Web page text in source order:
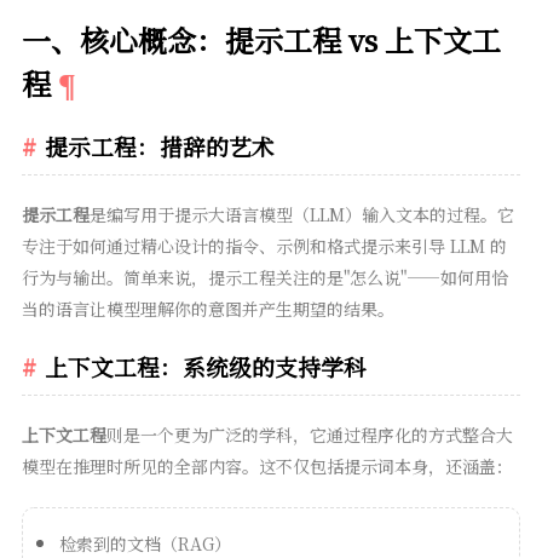
一、核心概念：提示工程 vs 上下文工
程
提示工程：措辞的艺术
提示工程是编写用于提示大语言模型（LLM）输入文本的过程。它
专注于如何通过精心设计的指令、示例和格式提示来引导 LLM 的
行为与输出。简单来说，提示工程关注的是"怎么说"——如何用恰
当的语言让模型理解你的意图并产生期望的结果。
上下文工程：系统级的支持学科
上下文工程则是一个更为广泛的学科，它通过程序化的方式整合大
模型在推理时所见的全部内容。这不仅包括提示词本身，还涵盖：
检索到的文档（RAG）